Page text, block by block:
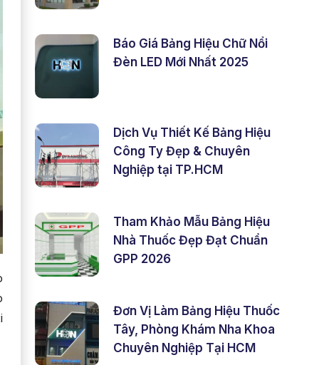
Báo Giá Bảng Hiệu Chữ Nổi
Đèn LED Mới Nhất 2025
Dịch Vụ Thiết Kế Bảng Hiệu
Công Ty Đẹp & Chuyên
Nghiệp tại TP.HCM
Tham Khảo Mẫu Bảng Hiệu
Nhà Thuốc Đẹp Đạt Chuẩn
GPP 2026
Đơn Vị Làm Bảng Hiệu Thuốc
Tây, Phòng Khám Nha Khoa
Chuyên Nghiệp Tại HCM